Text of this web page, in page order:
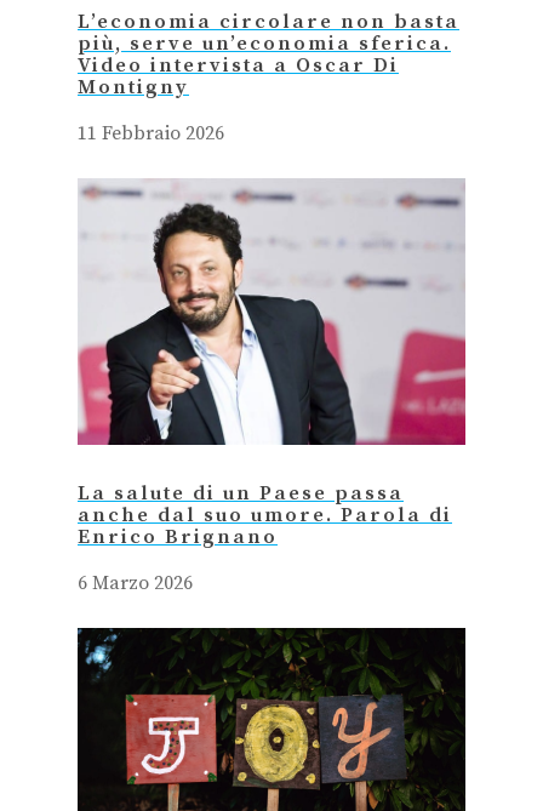
L’economia circolare non basta
più, serve un’economia sferica.
Video intervista a Oscar Di
Montigny
11 Febbraio 2026
La salute di un Paese passa
anche dal suo umore. Parola di
Enrico Brignano
6 Marzo 2026